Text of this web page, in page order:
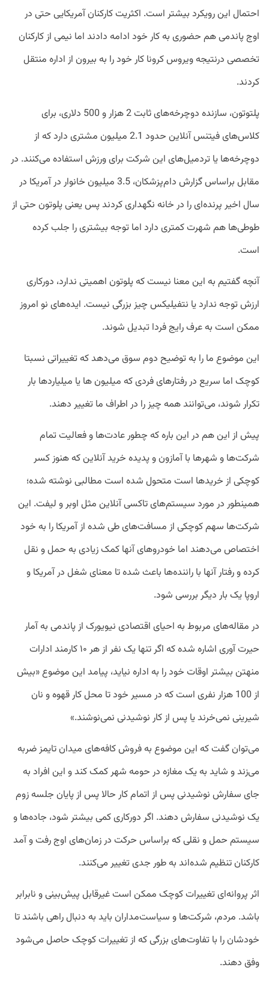
احتمال این رویکرد بیشتر است. اکثریت کارکنان آمریکایی حتی در
اوج پاندمی هم حضوری به کار خود ادامه دادند اما نیمی از کارکنان
تخصصی درنتیجه ویروس کرونا کار خود را به بیرون از اداره منتقل
کردند.
پلتوتون، سازنده دوچرخه‌های ثابت 2 هزار و 500 دلاری، برای
کلاس‌های فیتنس آنلاین حدود 2.1 میلیون مشتری دارد که از
دوچرخه‌ها یا تردمیل‌های این شرکت برای ورزش استفاده می‌کنند. در
مقابل براساس گزارش دام‌پزشکان، 3.5 میلیون خانوار در آمریکا در
سال اخیر پرنده‌ای را در خانه نگهداری کردند پس یعنی پلوتون حتی از
طوطی‌ها هم شهرت کمتری دارد اما توجه بیشتری را جلب کرده
است.
آنچه گفتیم به این معنا نیست که پلوتون اهمیتی ندارد، دورکاری
ارزش توجه ندارد یا نتفیلیکس چیز بزرگی نیست. ایده‌های نو امروز
ممکن است به عرف رایج فردا تبدیل شوند.
این موضوع ما را به توضیح دوم سوق می‌دهد که تغییراتی نسبتا
کوچک اما سریع در رفتار‌های فردی که میلیون ها یا میلیارد‌ها بار
تکرار شوند، می‌توانند همه چیز را در اطراف ما تغییر دهند.
پیش از این هم در این باره که چطور عادت‌ها و فعالیت تمام
شرکت‌ها و شهر‌ها با آمازون و پدیده خرید آنلاین که هنوز کسر
کوچکی از خرید‌ها است متحول شده است مطالبی نوشته شده؛
همینطور در مورد سیستم‌های تاکسی آنلاین مثل اوبر و لیفت. این
شرکت‌ها سهم کوچکی از مسافت‌های طی شده از آمریکا را به خود
اختصاص می‌دهند اما خودر‌وهای آنها کمک زیادی به حمل و نقل
کرده و رفتار آنها با راننده‌ها باعث شده تا معنای شغل در آمریکا و
اروپا یک بار دیگر بررسی شود.
در مقاله‌‌های مربوط به احیای اقتصادی نیویورک از پاندمی به آمار
حیرت آوری اشاره شده که اگر تنها یک نفر از هر ۱۰ کارمند ادارات
منهتن بیشتر اوقات خود را به اداره نیاید، پیامد این موضوع «بیش
از 100 هزار نفری است که در مسیر خود تا محل کار قهوه و نان
شیرینی نمی‌خرند یا پس از کار نوشیدنی نمی‌نوشند.»
می‌توان گفت که این موضوع به فروش کافه‌های میدان تایمز ضربه
می‌زند و شاید به یک مغازه در حومه شهر کمک کند و این افراد به
جای سفارش نوشیدنی پس از اتمام کار حالا پس از پایان جلسه زوم
یک نوشیدنی سفارش دهند. اگر دورکاری کمی بیشتر شود، جاده‌ها و
سیستم حمل و نقلی که براساس حرکت در زمان‌های اوج رفت و آمد
کارکنان تنظیم شده‌اند به طور جدی تغییر می‌کنند.
اثر پروانه‌ای تغییرات کوچک ممکن است غیرقابل پیش‌بینی و نابرابر
باشد. مردم، شرکت‌ها و سیاست‌مداران باید به دنبال راهی باشند تا
خودشان را با تفاوت‌های بزرگی که از تغییرات کوچک حاصل می‌شود
وفق دهند.